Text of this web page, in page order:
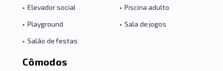
• Elevador social • Piscina adulto
• Playground • Sala de jogos
• Salão de festas
Cômodos